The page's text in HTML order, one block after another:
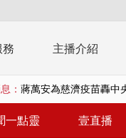
務 主播介紹
： 蔣萬安為慈濟疫苗轟
柯文哲腳傷復原神速
一點靈 壹直播